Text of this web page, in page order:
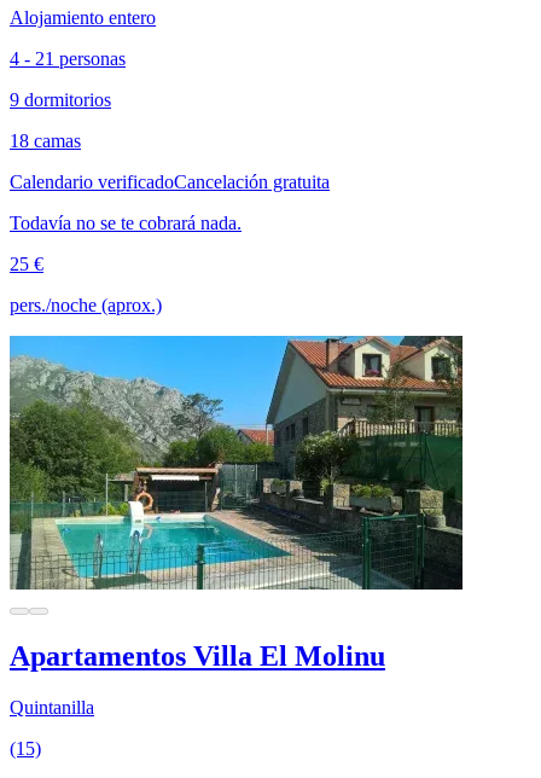
Alojamiento entero
4 - 21 personas
9 dormitorios
18 camas
Calendario verificadoCancelación gratuita
Todavía no se te cobrará nada.
25 €
pers./noche (aprox.)
Apartamentos Villa El Molinu
Quintanilla
(15)